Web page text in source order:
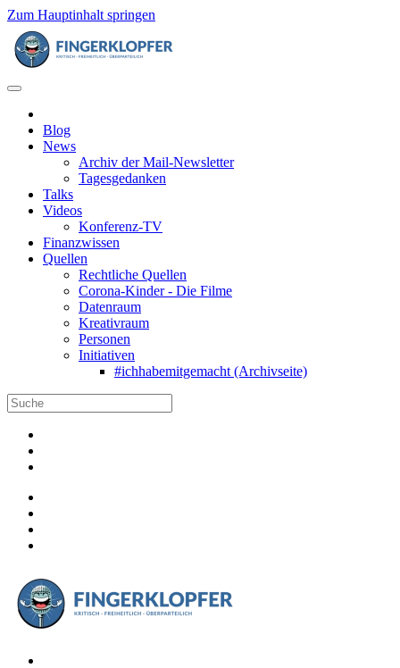
Zum Hauptinhalt springen
Blog
News
Archiv der Mail-Newsletter
Tagesgedanken
Talks
Videos
Konferenz-TV
Finanzwissen
Quellen
Rechtliche Quellen
Corona-Kinder - Die Filme
Datenraum
Kreativraum
Personen
Initiativen
#ichhabemitgemacht (Archivseite)